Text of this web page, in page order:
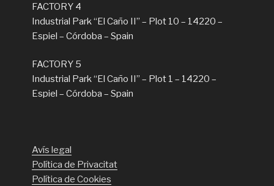
FACTORY 4
Industrial Park “El Caño II” – Plot 10 – 14220 –
Espiel – Córdoba – Spain
FACTORY 5
Industrial Park “El Caño II” – Plot 1 – 14220 –
Espiel – Córdoba – Spain
Avís legal
Política de Privacitat
Política de Cookies